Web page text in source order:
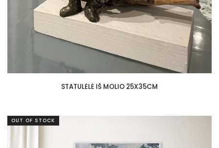
STATULĖLĖ IŠ MOLIO 25X35CM
OUT OF STOCK